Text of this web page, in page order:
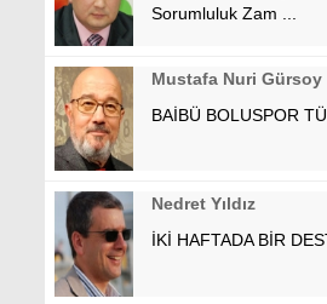
Sorumluluk Zam ...
Mustafa Nuri Gürsoy
BAİBÜ BOLUSPOR
Nedret Yıldız
İKİ HAFTADA BİR